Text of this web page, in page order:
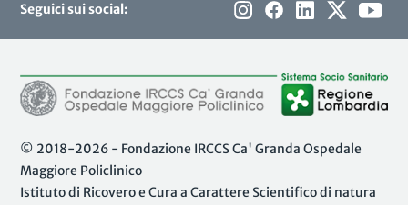
Seguici sui social:
© 2018-2026 - Fondazione IRCCS Ca' Granda Ospedale
Maggiore Policlinico
Istituto di Ricovero e Cura a Carattere Scientifico di natura